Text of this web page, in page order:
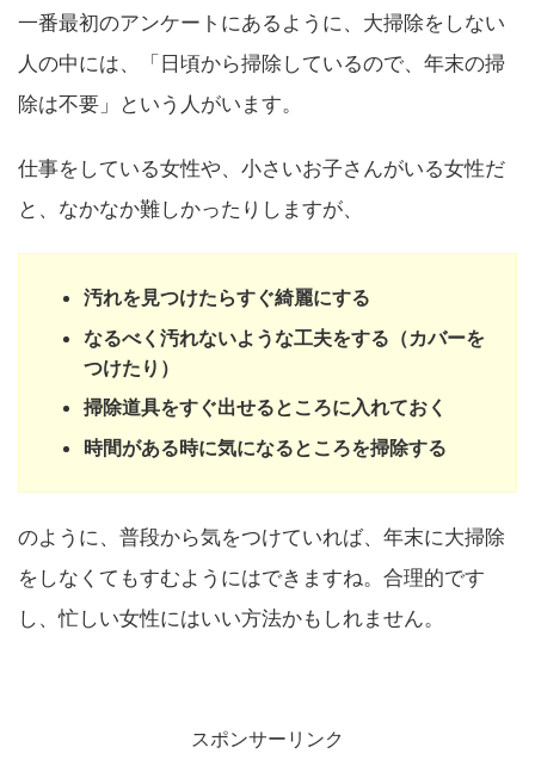
一番最初のアンケートにあるように、大掃除をしない
人の中には、「日頃から掃除しているので、年末の掃
除は不要」という人がいます。
仕事をしている女性や、小さいお子さんがいる女性だ
と、なかなか難しかったりしますが、
汚れを見つけたらすぐ綺麗にする
なるべく汚れないような工夫をする（カバーを
つけたり）
掃除道具をすぐ出せるところに入れておく
時間がある時に気になるところを掃除する
のように、普段から気をつけていれば、年末に大掃除
をしなくてもすむようにはできますね。合理的です
し、忙しい女性にはいい方法かもしれません。
スポンサーリンク